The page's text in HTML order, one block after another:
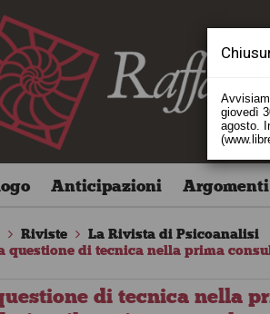
Anticipazioni Argomenti
Riviste
La Rivista di Psicoanalisi
questione di tecnica nella prima
di tecnica nella
giovedì
agosto.